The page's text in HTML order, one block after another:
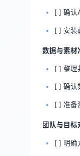
[ ] 确认
[ ] 安装
数据与素材
[ ] 整理
[ ] 确认
[ ] 准备
团队与目标
[ ] 明确